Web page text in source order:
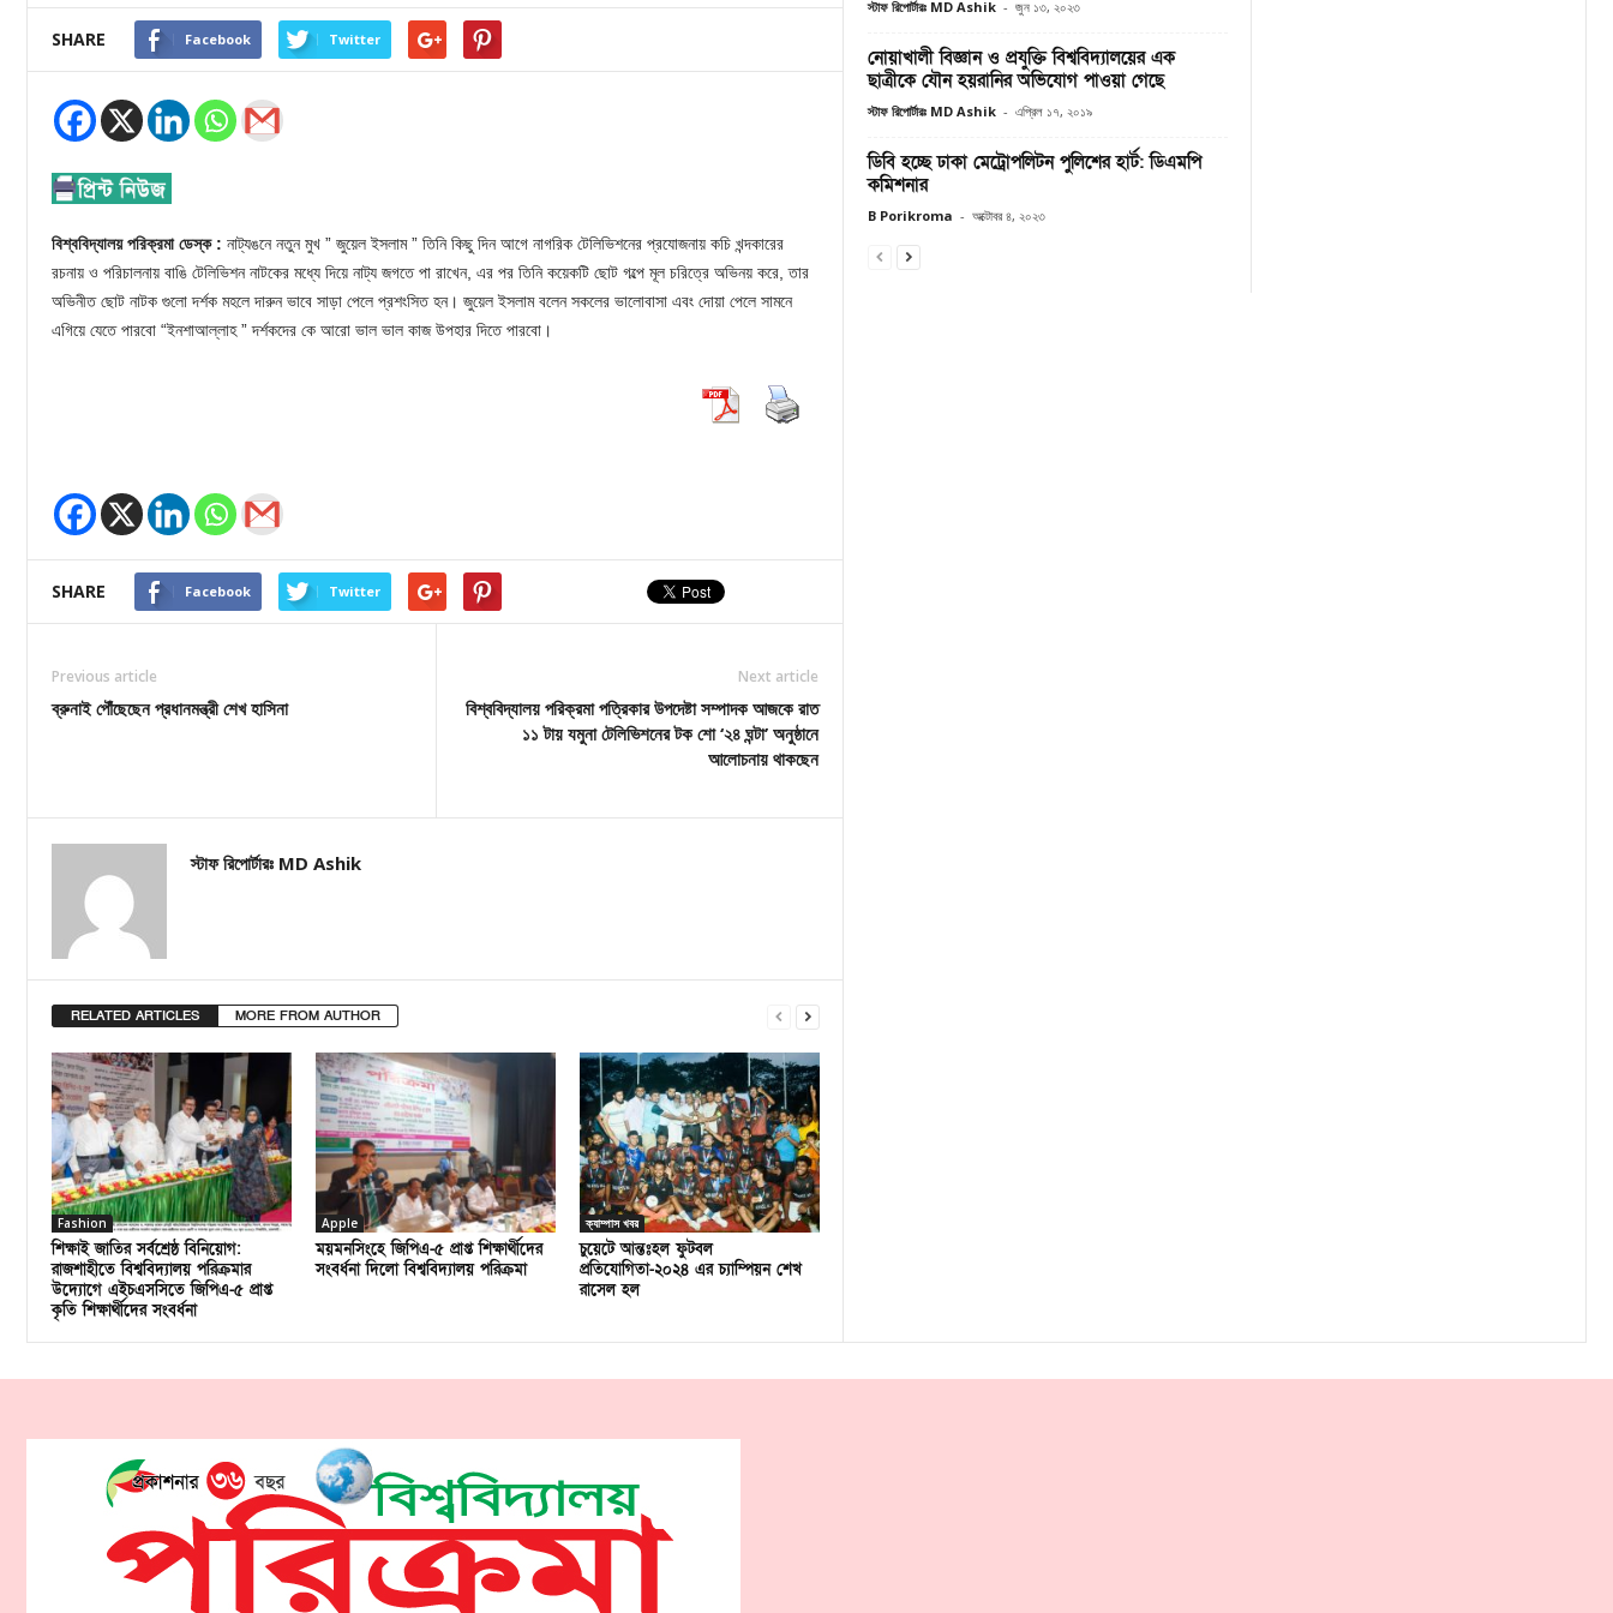
SHARE Facebook Twitter
বিশ্ববিদ্যালয় পরিক্রমা ডেস্ক : নাট্যঙনে নতুন মুখ ” জুয়েল ইসলাম ” তিনি কিছু দিন আগে নাগরিক টেলিভিশনের প্রযোজনায় কচি খন্দকারের
রচনায় ও পরিচালনায় বাঙি টেলিভিশন নাটকের মধ্যে দিয়ে নাট্য জগতে পা রাখেন, এর পর তিনি কয়েকটি ছোট গল্পে মূল চরিত্রে অভিনয় করে, তার
অভিনীত ছোট নাটক গুলো দর্শক মহলে দারুন ভাবে সাড়া পেলে প্রশংসিত হন। জুয়েল ইসলাম বলেন সকলের ভালোবাসা এবং দোয়া পেলে সামনে
এগিয়ে যেতে পারবো “ইনশাআল্লাহ ” দর্শকদের কে আরো ভাল ভাল কাজ উপহার দিতে পারবো।
SHARE Facebook Twitter
Previous article
ব্রুনাই পৌঁছেছেন প্রধানমন্ত্রী শেখ হাসিনা
Next article
বিশ্ববিদ্যালয় পরিক্রমা পত্রিকার উপদেষ্টা সম্পাদক আজকে রাত
১১ টায় যমুনা টেলিভিশনের টক শো ‘২৪ ঘন্টা’ অনুষ্ঠানে
আলোচনায় থাকছেন
স্টাফ রিপোর্টারঃ MD Ashik
RELATED ARTICLES MORE FROM AUTHOR
Fashion
শিক্ষাই জাতির সর্বশ্রেষ্ঠ বিনিয়োগ:
রাজশাহীতে বিশ্ববিদ্যালয় পরিক্রমার
উদ্যোগে এইচএসসিতে জিপিএ-৫ প্রাপ্ত
কৃতি শিক্ষার্থীদের সংবর্ধনা
Apple
ময়মনসিংহে জিপিএ-৫ প্রাপ্ত শিক্ষার্থীদের
সংবর্ধনা দিলো বিশ্ববিদ্যালয় পরিক্রমা
ক্যাম্পাস খবর
চুয়েটে আন্তঃহল ফুটবল
প্রতিযোগিতা-২০২৪ এর চ্যাম্পিয়ন শেখ
রাসেল হল
স্টাফ রিপোর্টারঃ MD Ashik - জুন ১৩, ২০২৩
নোয়াখালী বিজ্ঞান ও প্রযুক্তি বিশ্ববিদ্যালয়ের এক
ছাত্রীকে যৌন হয়রানির অভিযোগ পাওয়া গেছে
স্টাফ রিপোর্টারঃ MD Ashik - এপ্রিল ১৭, ২০১৯
ডিবি হচ্ছে ঢাকা মেট্রোপলিটন পুলিশের হার্ট: ডিএমপি
কমিশনার
B Porikroma - অক্টোবর ৪, ২০২৩